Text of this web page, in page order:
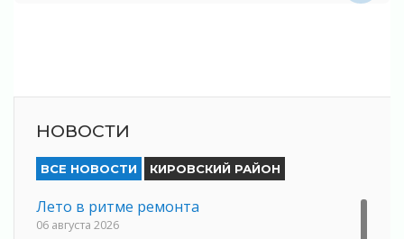
НОВОСТИ
ВСЕ НОВОСТИ КИРОВСКИЙ РАЙОН
Лето в ритме ремонта
06 августа 2026